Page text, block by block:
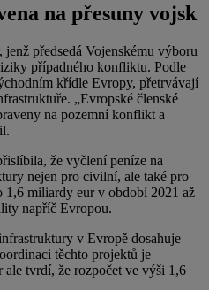
na přesuny vojsk
, jenž předsedá Vojenskému výboru
případného konfliktu. Podle
křídle Evropy, přetrvávají
„Evropské členské
na pozemní konflikt a
že vyčlení peníze na
nejen pro civilní, ale také pro
miliardy eur v období 2021 až
napříč Evropou.
v Evropě dosahuje
těchto projektů je
tvrdí, že rozpočet ve výši 1,6